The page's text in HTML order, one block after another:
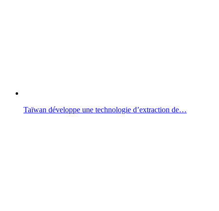
Taïwan développe une technologie d’extraction de…